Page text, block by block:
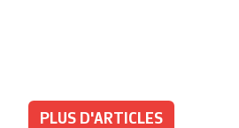
PLUS D'ARTICLES